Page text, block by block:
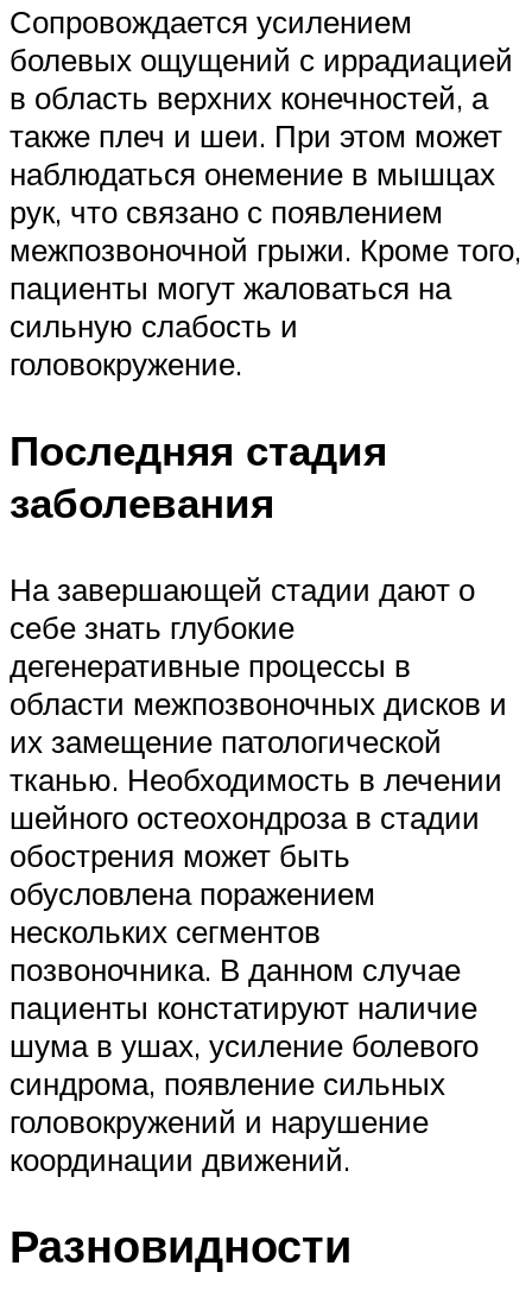
Сопровождается усилением
болевых ощущений с иррадиацией
в область верхних конечностей, а
также плеч и шеи. При этом может
наблюдаться онемение в мышцах
рук, что связано с появлением
межпозвоночной грыжи. Кроме того,
пациенты могут жаловаться на
сильную слабость и
головокружение.
Последняя стадия
заболевания
На завершающей стадии дают о
себе знать глубокие
дегенеративные процессы в
области межпозвоночных дисков и
их замещение патологической
тканью. Необходимость в лечении
шейного остеохондроза в стадии
обострения может быть
обусловлена поражением
нескольких сегментов
позвоночника. В данном случае
пациенты констатируют наличие
шума в ушах, усиление болевого
синдрома, появление сильных
головокружений и нарушение
координации движений.
Разновидности